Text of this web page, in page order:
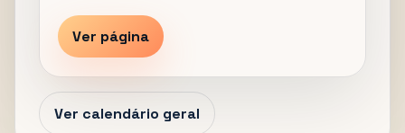
Ver página
Ver calendário geral